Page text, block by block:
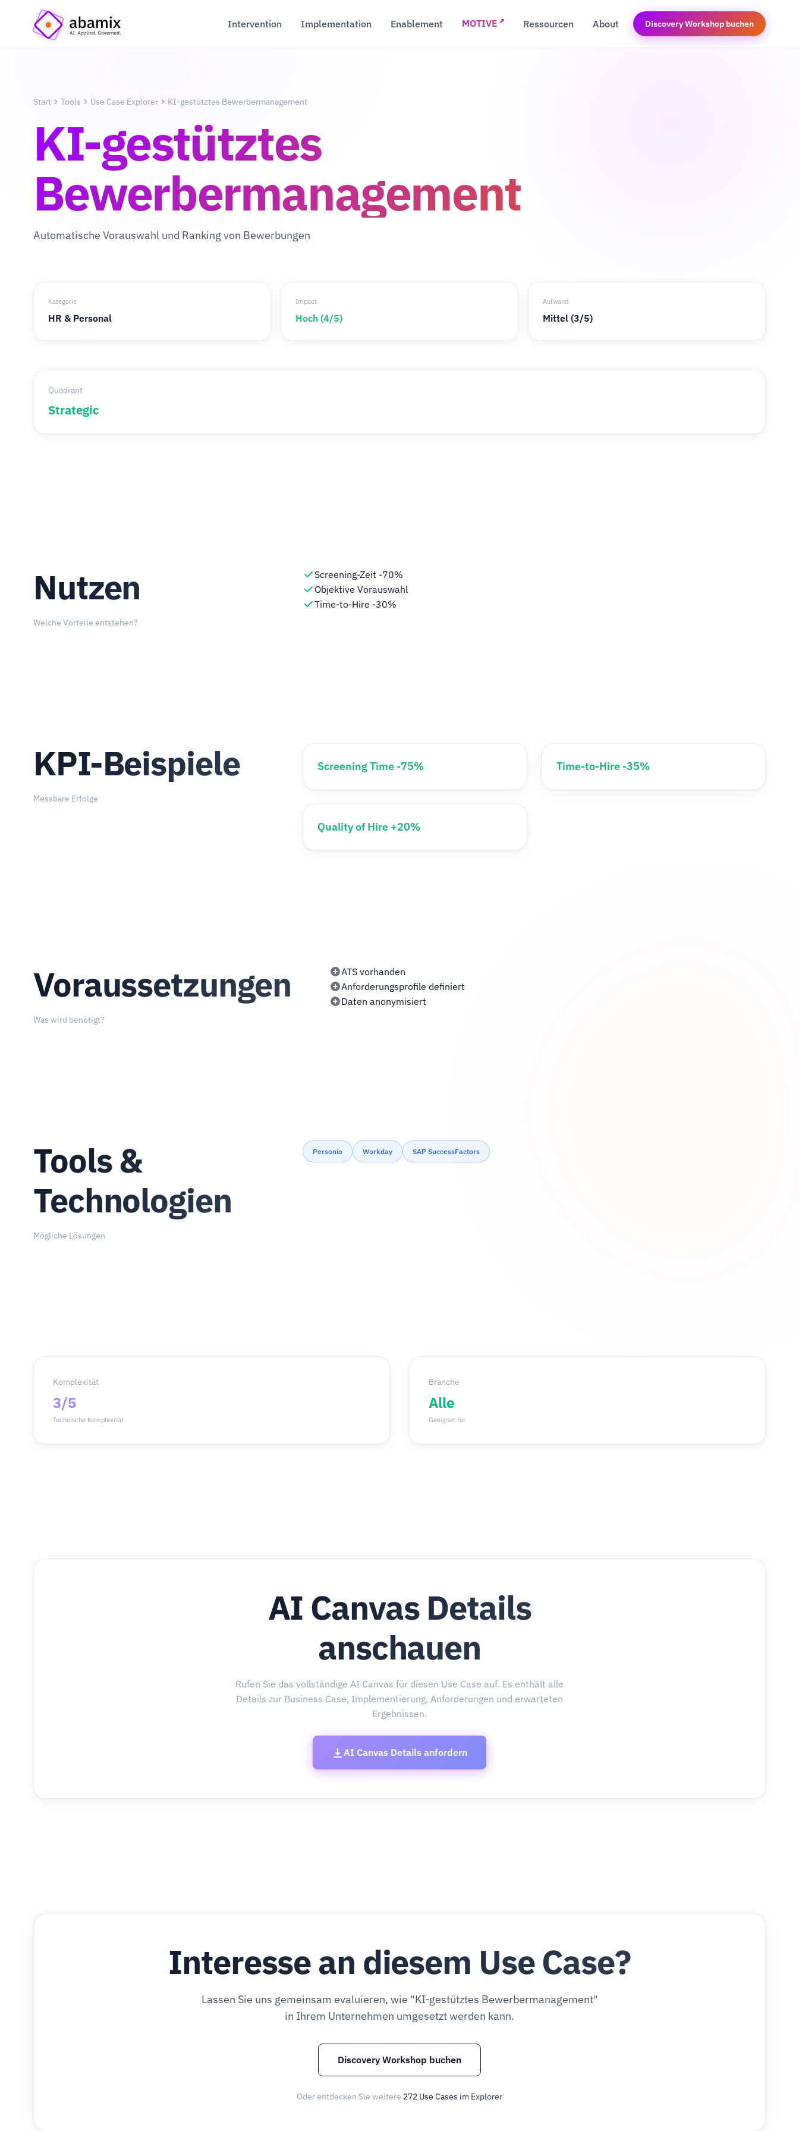
Intervention Implementation Enablement MOTIVE ↗ Ressourcen About Discovery Workshop buchen
Start Tools Use Case Explorer KI-gestütztes Bewerbermanagement
KI-gestütztes
Bewerbermanagement
Automatische Vorauswahl und Ranking von Bewerbungen
Kategorie
HR & Personal
Impact
Hoch (4/5)
Aufwand
Mittel (3/5)
Quadrant
Strategic
Nutzen
Welche Vorteile entstehen?
Screening-Zeit -70%
Objektive Vorauswahl
Time-to-Hire -30%
KPI-Beispiele
Messbare Erfolge
Screening Time -75% Time-to-Hire -35%
Quality of Hire +20%
Voraussetzungen
Was wird benötigt?
ATS vorhanden
Anforderungsprofile definiert
Daten anonymisiert
Tools &
Technologien
Mögliche Lösungen
Personio Workday SAP SuccessFactors
Komplexität
3/5
Technische Komplexität
Branche
Alle
Geeignet für
AI Canvas Details
anschauen
Rufen Sie das vollständige AI Canvas für diesen Use Case auf. Es enthält alle
Details zur Business Case, Implementierung, Anforderungen und erwarteten
Ergebnissen.
AI Canvas Details anfordern
Interesse an diesem Use Case?
Lassen Sie uns gemeinsam evaluieren, wie "KI-gestütztes Bewerbermanagement"
in Ihrem Unternehmen umgesetzt werden kann.
Discovery Workshop buchen
Oder entdecken Sie weitere 272 Use Cases im Explorer